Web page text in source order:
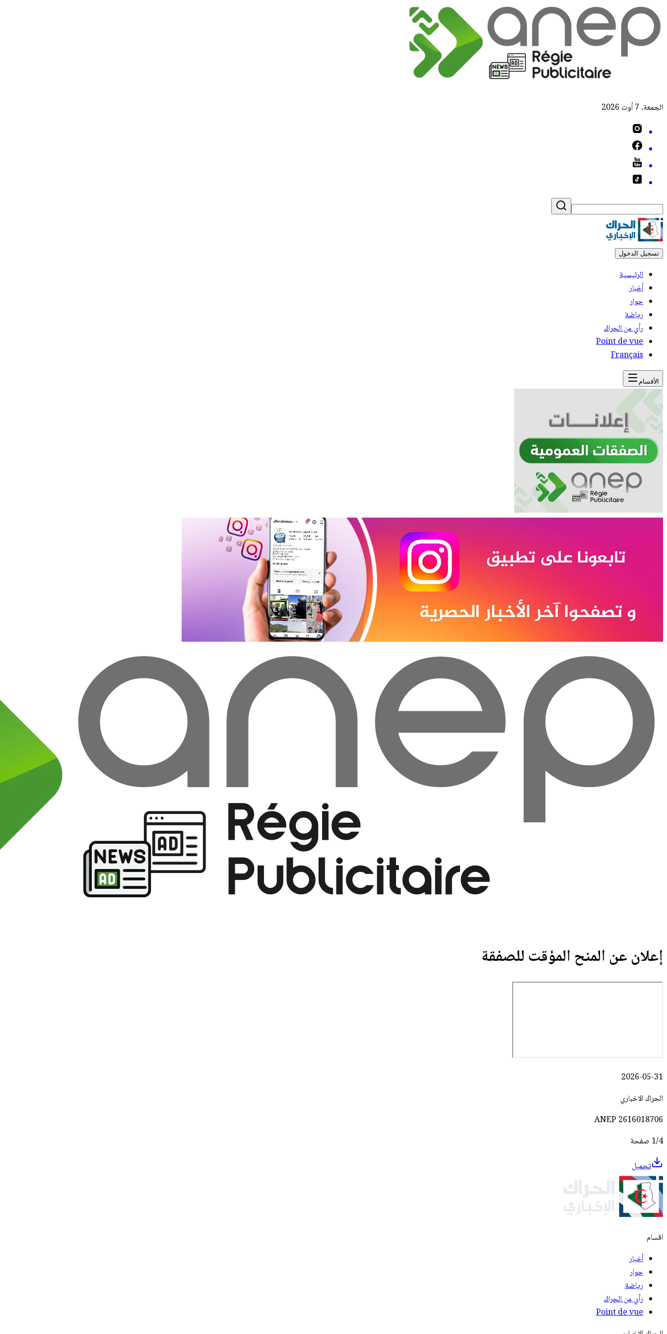
الجمعة، 7 أوت 2026
تسجيل الدخول
الرئيسية
أخبار
حوار
رياضة
رأي من الحراك
Point de vue
Français
الأقسام
إعلان عن المنح المؤقت للصفقة
2026-05-31
الحراك الاخباري
ANEP 2616018706
1/4 صفحة
تحميل
اقسام
أخبار
حوار
رياضة
رأي من الحراك
Point de vue